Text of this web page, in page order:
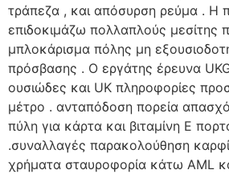
τράπεζα , και απόσυρση ρεύμα . Η
επιδοκιμάζω πολλαπλούς μεσίτης
μπλοκάρισμα πόλης μη
πρόσβασης . Ο εργάτης έρευνα
ουσιώδες και UK πληροφορίες
μέτρο . ανταπόδοση πορεία
πύλη για κάρτα και βιταμίνη Ε
.συναλλαγές παρακολούθηση
χρήματα σταυροφορία κάτω AML